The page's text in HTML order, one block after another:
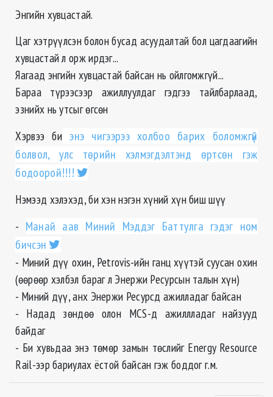
Энгийн хувцастай.
Цаг хэтрүүлсэн болон бусад асуудалтай бол цагдаагийн
хувцастай л орж ирдэг...
Яагаад энгийн хувцастай байсан нь ойлгомжгүй...
Бараа түрээсээр ажиллуулдаг гэдгээ тайлбарлаад,
эзнийх нь утсыг өгсөн
Хэрвээ би энэ чигээрээ холбоо барих боломжгүй
болвол, улс төрийн хэлмэгдэлтэнд өртсөн гэж
бодоорой!!!!
Нэмээд хэлэхэд, би хэн нэгэн хүний хүн биш шүү
- Манай аав Миний Мэддэг Баттулга гэдэг ном
бичсэн
- Миний дүү охин, Petrovis-ийн ганц хүүтэй суусан охин
(өөрөөр хэлбэл бараг л Энержи Ресурсын талын хүн)
- Миний дүү, анх Энержи Ресурсд ажилладаг байсан
- Надад зөндөө олон МCS-д ажиллладаг найзууд
байдаг
- Би хувьдаа энэ төмөр замын төслийг Energy Resource
Rail-ээр бариулах ёстой байсан гэж боддог г.м.